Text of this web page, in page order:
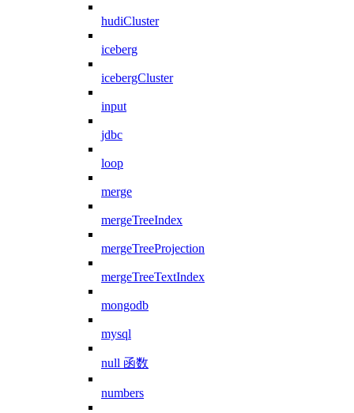
hudiCluster
iceberg
icebergCluster
input
jdbc
loop
merge
mergeTreeIndex
mergeTreeProjection
mergeTreeTextIndex
mongodb
mysql
null 函数
numbers